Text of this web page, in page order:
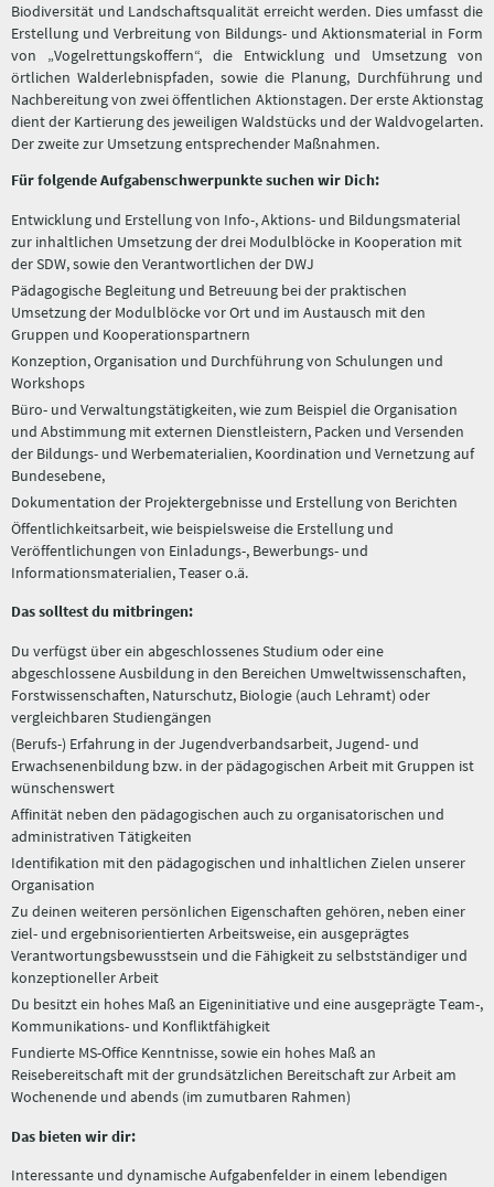
Biodiversität und Landschaftsqualität erreicht werden. Dies umfasst die
Erstellung und Verbreitung von Bildungs- und Aktionsmaterial in Form
von „Vogelrettungskoffern“, die Entwicklung und Umsetzung von
örtlichen Walderlebnispfaden, sowie die Planung, Durchführung und
Nachbereitung von zwei öffentlichen Aktionstagen. Der erste Aktionstag
dient der Kartierung des jeweiligen Waldstücks und der Waldvogelarten.
Der zweite zur Umsetzung entsprechender Maßnahmen.
Für folgende Aufgabenschwerpunkte suchen wir Dich:
Entwicklung und Erstellung von Info-, Aktions- und Bildungsmaterial
zur inhaltlichen Umsetzung der drei Modulblöcke in Kooperation mit
der SDW, sowie den Verantwortlichen der DWJ
Pädagogische Begleitung und Betreuung bei der praktischen
Umsetzung der Modulblöcke vor Ort und im Austausch mit den
Gruppen und Kooperationspartnern
Konzeption, Organisation und Durchführung von Schulungen und
Workshops
Büro- und Verwaltungstätigkeiten, wie zum Beispiel die Organisation
und Abstimmung mit externen Dienstleistern, Packen und Versenden
der Bildungs- und Werbematerialien, Koordination und Vernetzung auf
Bundesebene,
Dokumentation der Projektergebnisse und Erstellung von Berichten
Öffentlichkeitsarbeit, wie beispielsweise die Erstellung und
Veröffentlichungen von Einladungs-, Bewerbungs- und
Informationsmaterialien, Teaser o.ä.
Das solltest du mitbringen:
Du verfügst über ein abgeschlossenes Studium oder eine
abgeschlossene Ausbildung in den Bereichen Umweltwissenschaften,
Forstwissenschaften, Naturschutz, Biologie (auch Lehramt) oder
vergleichbaren Studiengängen
(Berufs-) Erfahrung in der Jugendverbandsarbeit, Jugend- und
Erwachsenenbildung bzw. in der pädagogischen Arbeit mit Gruppen ist
wünschenswert
Affinität neben den pädagogischen auch zu organisatorischen und
administrativen Tätigkeiten
Identifikation mit den pädagogischen und inhaltlichen Zielen unserer
Organisation
Zu deinen weiteren persönlichen Eigenschaften gehören, neben einer
ziel- und ergebnisorientierten Arbeitsweise, ein ausgeprägtes
Verantwortungsbewusstsein und die Fähigkeit zu selbstständiger und
konzeptioneller Arbeit
Du besitzt ein hohes Maß an Eigeninitiative und eine ausgeprägte Team-,
Kommunikations- und Konfliktfähigkeit
Fundierte MS-Office Kenntnisse, sowie ein hohes Maß an
Reisebereitschaft mit der grundsätzlichen Bereitschaft zur Arbeit am
Wochenende und abends (im zumutbaren Rahmen)
Das bieten wir dir:
Interessante und dynamische Aufgabenfelder in einem lebendigen